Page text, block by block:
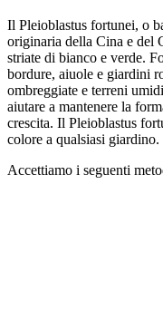
Il Pleioblastus fortunei, o
originaria della Cina e del
striate di bianco e verde.
bordure, aiuole e giardini
ombreggiate e terreni
aiutare a mantenere la
crescita. Il Pleioblastus
colore a qualsiasi giardino.
Accettiamo i seguenti